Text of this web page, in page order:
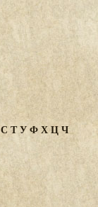
СТУФХЦЧ